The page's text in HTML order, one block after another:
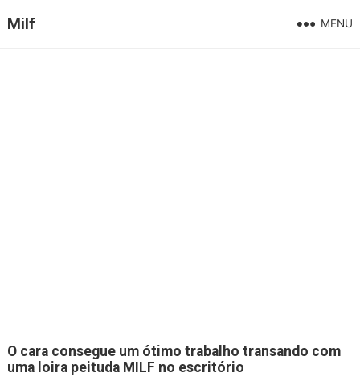
Milf MENU
O cara consegue um ótimo trabalho transando com
uma loira peituda MILF no escritório